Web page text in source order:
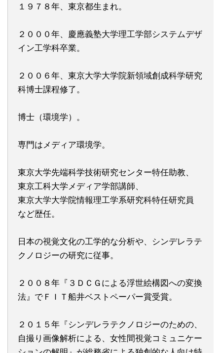
１９７８年、東京都生まれ。
２０００年、慶應義塾大学理工学部システムデザ
イン工学科卒業。
２００６年、東京大学大学院新領域創成科学研究
科博士課程修了。
博士（環境学）。
専門はメディア環境学。
東京大学先端科学技術研究センター特任助教、
東京工科大学メディア学部講師、
東京大学大学院情報理工学系研究科特任研究員
など歴任。
日本の視覚文化の工学的な分析や、シンデレラテ
クノロジーの研究に従事。
２００８年『３ＤＣＧによる浮世絵構図への変換
法』でＦＩＴ船井ベストペーパー賞受賞。
２０１５年『シンデレラテクノロジーのための、
自撮り画像解析による、女性間視覚コミュニケー